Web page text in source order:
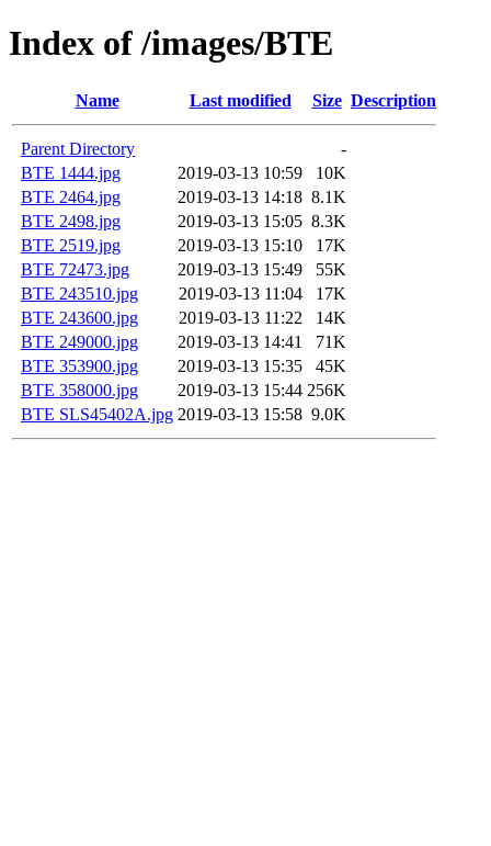
Index of /images/BTE
Name Last modified Size Description
Parent Directory
-
BTE 1444.jpg
2019-03-13 10:59
10K
BTE 2464.jpg
2019-03-13 14:18 8.1K
BTE 2498.jpg
2019-03-13 15:05 8.3K
BTE 2519.jpg
2019-03-13 15:10
17K
BTE 72473.jpg
2019-03-13 15:49
55K
BTE 243510.jpg
2019-03-13 11:04
17K
BTE 243600.jpg
2019-03-13 11:22
14K
BTE 249000.jpg
2019-03-13 14:41
71K
BTE 353900.jpg
2019-03-13 15:35
45K
BTE 358000.jpg
2019-03-13 15:44 256K
BTE SLS45402A.jpg 2019-03-13 15:58 9.0K